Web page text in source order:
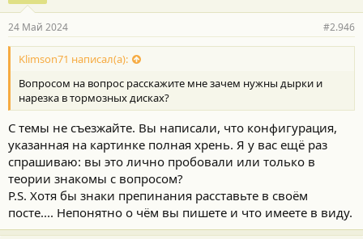
24 Май 2024 #2.946
Klimson71 написал(а):
Вопросом на вопрос расскажите мне зачем нужны дырки и
нарезка в тормозных дисках?
С темы не съезжайте. Вы написали, что конфигурация,
указанная на картинке полная хрень. Я у вас ещё раз
спрашиваю: вы это лично пробовали или только в
теории знакомы с вопросом?
P.S. Хотя бы знаки препинания расставьте в своём
посте.... Непонятно о чём вы пишете и что имеете в виду.